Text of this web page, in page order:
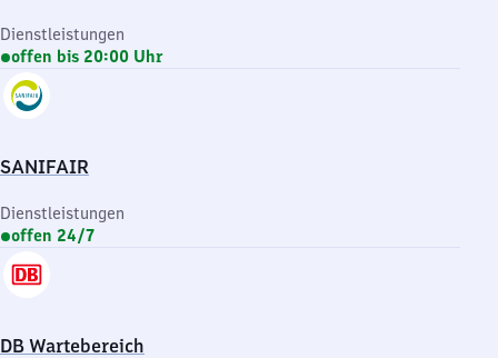
Dienstleistungen
offen bis 20:00 Uhr
SANIFAIR
Dienstleistungen
offen 24/7
DB Wartebereich